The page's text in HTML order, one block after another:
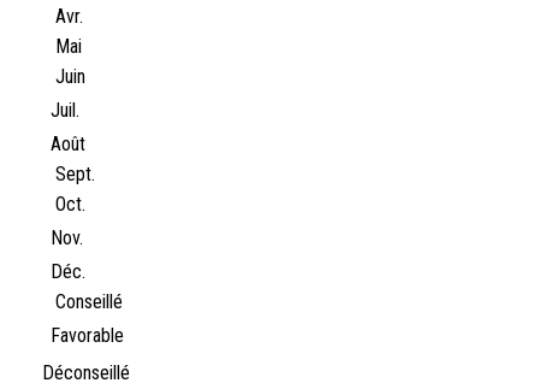
Avr.
Mai
Juin
Juil.
Août
Sept.
Oct.
Nov.
Déc.
Conseillé
Favorable
Déconseillé